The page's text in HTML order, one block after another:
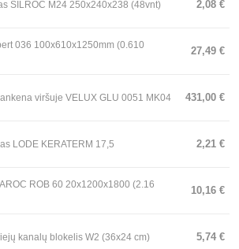
SILROC M24 250x240x238 (48vnt) 2,08 €
036 100x610x1250mm (0.610
27,49 €
viršuje VELUX GLU 0051 MK04 431,00 €
LODE KERATERM 17,5 2,21 €
ROB 60 20x1200x1800 (2.16
10,16 €
kanalų blokelis W2 (36x24 cm) 5,74 €